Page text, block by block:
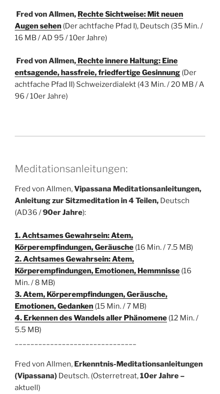
Fred von Allmen, Rechte Sichtweise: Mit neuen
Augen sehen (Der achtfache Pfad I), Deutsch (35 Min. /
16 MB / AD 95 / 10er Jahre)
Fred von Allmen, Rechte innere Haltung: Eine
entsagende, hassfreie, friedfertige Gesinnung (Der
achtfache Pfad II) Schweizerdialekt (43 Min. / 20 MB / A
96 / 10er Jahre)
Meditationsanleitungen:
Fred von Allmen,Vipassana Meditationsanleitungen,
Anleitung zur Sitzmeditation in 4 Teilen, Deutsch
(AD36 /90er Jahre):
1. Achtsames Gewahrsein: Atem,
Körperempfindungen, Geräusche (16 Min. / 7.5 MB)
2. Achtsames Gewahrsein: Atem,
Körperempfindungen, Emotionen, Hemmnisse (16
Min. / 8 MB)
3. Atem, Körperempfindungen, Geräusche,
Emotionen, Gedanken (15 Min. / 7 MB)
4. Erkennen des Wandels aller Phänomene (12 Min. /
5.5 MB)
Fred von Allmen, Erkenntnis-Meditationsanleitungen
(Vipassana) Deutsch. (Osterretreat,10er Jahre –
aktuell)